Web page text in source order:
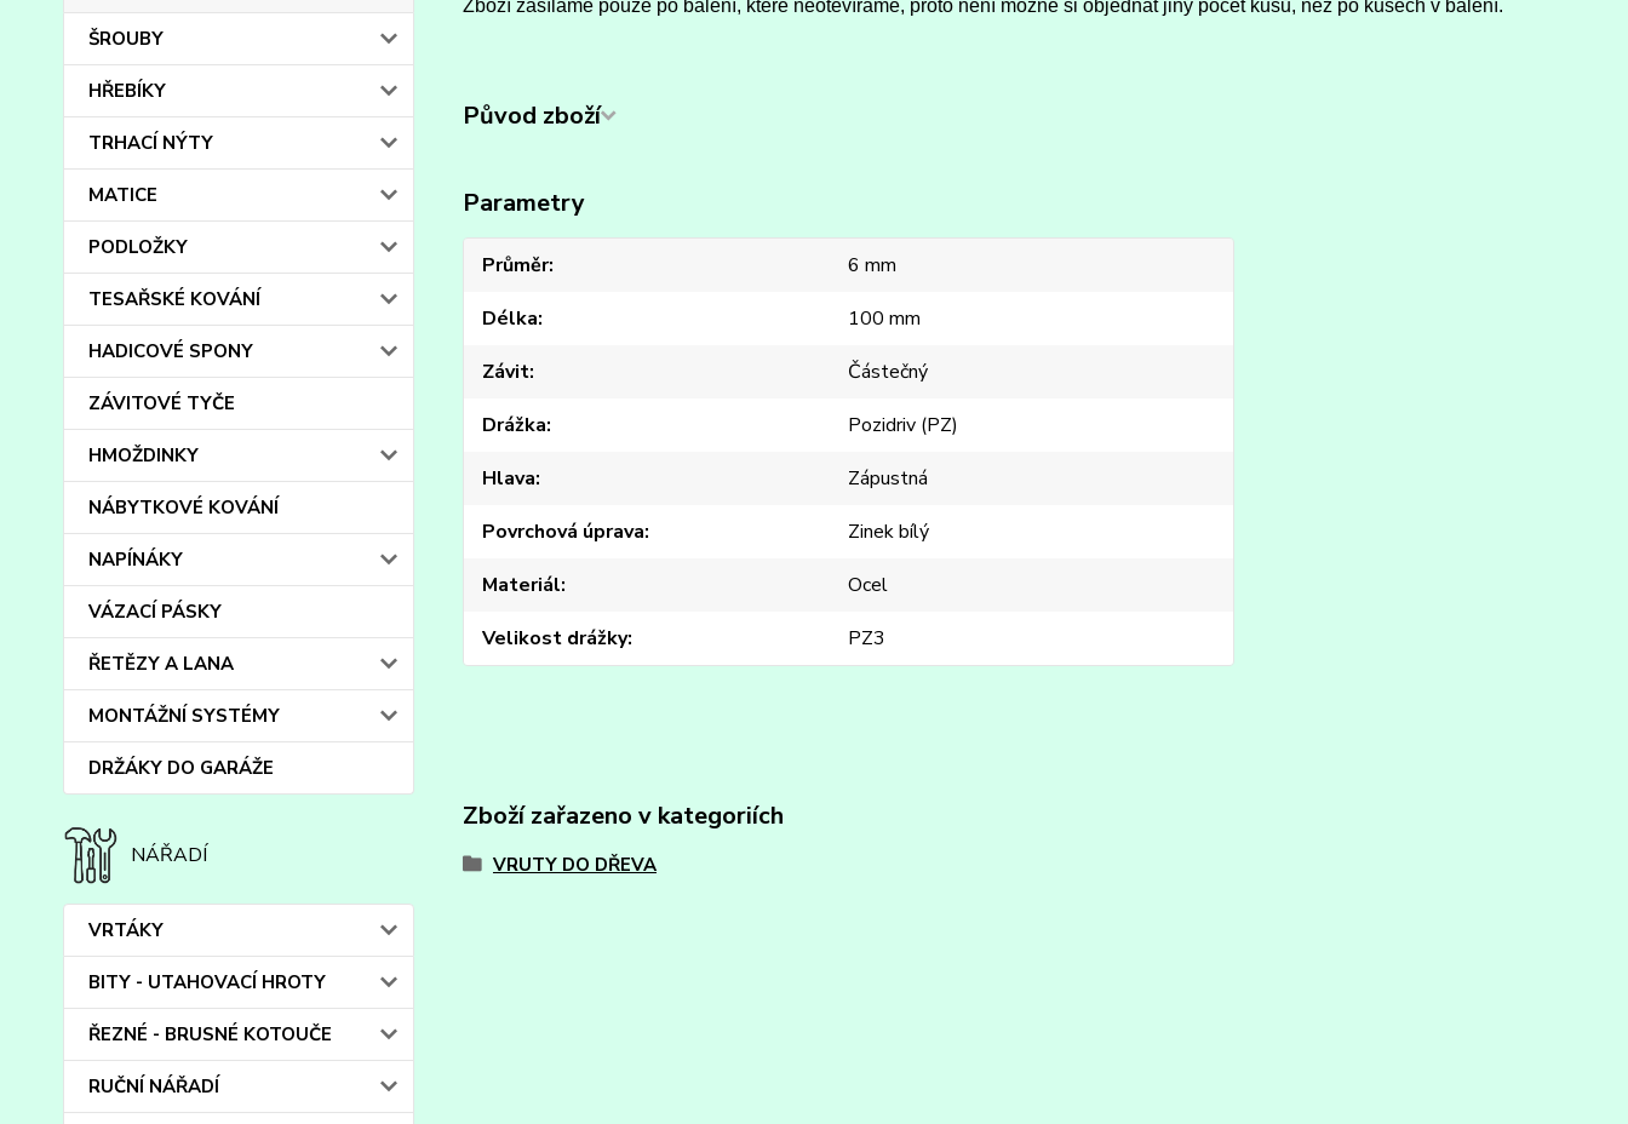
ŠROUBY
HŘEBÍKY
TRHACÍ NÝTY
MATICE
PODLOŽKY
TESAŘSKÉ KOVÁNÍ
HADICOVÉ SPONY
ZÁVITOVÉ TYČE
HMOŽDINKY
NÁBYTKOVÉ KOVÁNÍ
NAPÍNÁKY
VÁZACÍ PÁSKY
ŘETĚZY A LANA
MONTÁŽNÍ SYSTÉMY
DRŽÁKY DO GARÁŽE
NÁŘADÍ
VRTÁKY
BITY - UTAHOVACÍ HROTY
ŘEZNÉ - BRUSNÉ KOTOUČE
RUČNÍ NÁŘADÍ
Zboží zasíláme pouze po balení, které neotevíráme, proto není možné si objednat jiný počet kusů, než po kusech v balení.
Původ zboží
Parametry
Průměr
6 mm
Délka
100 mm
Závit
Částečný
Drážka
Pozidriv (PZ)
Hlava
Zápustná
Povrchová úprava
Zinek bílý
Materiál
Ocel
Velikost drážky
PZ3
Zboží zařazeno v kategoriích
VRUTY DO DŘEVA